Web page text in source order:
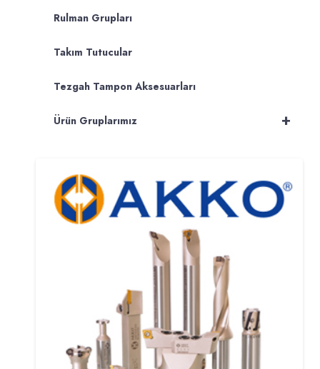
Rulman Grupları
Takım Tutucular
Tezgah Tampon Aksesuarları
+
Ürün Gruplarımız